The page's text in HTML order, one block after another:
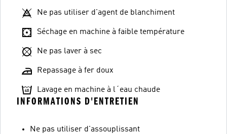
Ne pas utiliser d'agent de blanchiment
Séchage en machine à faible température
Ne pas laver à sec
Repassage à fer doux
Lavage en machine à l´eau chaude
INFORMATIONS D'ENTRETIEN
Ne pas utiliser d'assouplissant